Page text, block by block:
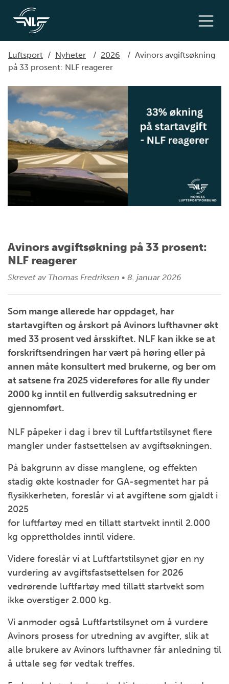
Luftsport / Nyheter / 2026 / Avinors avgiftsøkning
på 33 prosent: NLF reagerer
Avinors avgiftsøkning på 33 prosent:
NLF reagerer
Skrevet av Thomas Fredriksen • 8. januar 2026
Som mange allerede har oppdaget, har
startavgiften og årskort på Avinors lufthavner økt
med 33 prosent ved årsskiftet. NLF kan ikke se at
forskriftsendringen har vært på høring eller på
annen måte konsultert med brukerne, og ber om
at satsene fra 2025 videreføres for alle fly under
2000 kg inntil en fullverdig saksutredning er
gjennomført.
NLF påpeker i dag i brev til Luftfartstilsynet flere
mangler under fastsettelsen av avgiftsøkningen.
På bakgrunn av disse manglene, og effekten
stadig økte kostnader for GA-segmentet har på
flysikkerheten, foreslår vi at avgiftene som gjaldt i
2025
for luftfartøy med en tillatt startvekt inntil 2.000
kg opprettholdes inntil videre.
Videre foreslår vi at Luftfartstilsynet gjør en ny
vurdering av avgiftsfastsettelsen for 2026
vedrørende luftfartøy med tillatt startvekt som
ikke overstiger 2.000 kg.
Vi anmoder også Luftfartstilsynet om å vurdere
Avinors prosess for utredning av avgifter, slik at
alle brukere av Avinors lufthavner får anledning til
å uttale seg før vedtak treffes.